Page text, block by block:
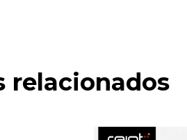
relacionados